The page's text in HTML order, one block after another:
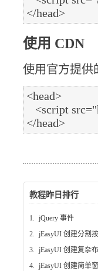
使用 CDN
使用官方提供
<head>
教程昨日排行
1. jQuery 事件
2. jEasyUI 创建分割
3. jEasyUI 创建复杂
4. jEasyUI 创建简单